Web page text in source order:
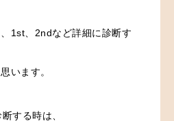
1st、2ndなど詳細に診断す
います。
する時は、